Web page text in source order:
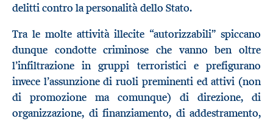
delitti contro la personalità dello Stato.
Tra le molte attività illecite “autorizzabili” spiccano
dunque condotte criminose che vanno ben oltre
l’infiltrazione in gruppi terroristici e prefigurano
invece l’assunzione di ruoli preminenti ed attivi (non
di promozione ma comunque) di direzione, di
organizzazione, di finanziamento, di addestramento,